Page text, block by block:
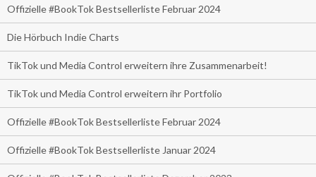
Offizielle #BookTok Bestsellerliste Februar 2024
Die Hörbuch Indie Charts
TikTok und Media Control erweitern ihre Zusammenarbeit!
TikTok und Media Control erweitern ihr Portfolio
Offizielle #BookTok Bestsellerliste Februar 2024
Offizielle #BookTok Bestsellerliste Januar 2024